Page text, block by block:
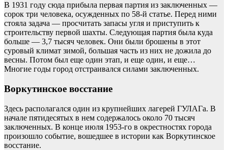
В 1931 году сюда прибыла первая партия из заключенных —
сорок три человека, осужденных по 58-й статье. Перед ними
стояла задача — просчитать запасы угля и приступить к
строительству первой шахты. Следующая партия была куда
больше — 3,7 тысяч человек. Они были брошены в этот
суровый климат зимой, большая часть из них не дожила до
весны. Потом был еще один этап, и еще один, и еще…
Многие годы город отстраивался силами заключенных.
Воркутинское восстание
Здесь располагался один из крупнейших лагерей ГУЛАГа. В
начале пятидесятых в нем содержалось около 70 тысяч
заключенных. В конце июля 1953-го в окрестностях города
произошло событие, вошедшее в истории как Воркутинское
восстание.